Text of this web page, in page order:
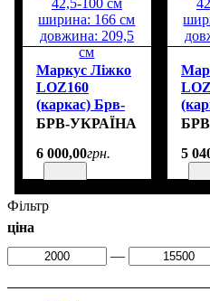
Маркус Ліжко
LOZ160
(каркас) Брв-
Україна
100 см
209,5 см
БРВ-УКРАЇНА
6 000,00грн.
100
5
Фільтр
ціна
—